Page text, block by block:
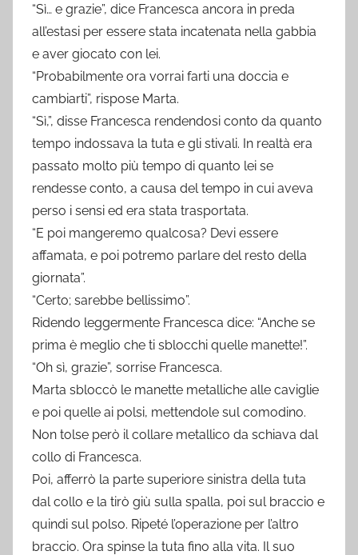
“Sì… e grazie”, dice Francesca ancora in preda
all’estasi per essere stata incatenata nella gabbia
e aver giocato con lei.
“Probabilmente ora vorrai farti una doccia e
cambiarti”, rispose Marta.
“Sì,”, disse Francesca rendendosi conto da quanto
tempo indossava la tuta e gli stivali. In realtà era
passato molto più tempo di quanto lei se
rendesse conto, a causa del tempo in cui aveva
perso i sensi ed era stata trasportata.
“E poi mangeremo qualcosa? Devi essere
affamata, e poi potremo parlare del resto della
giornata”.
“Certo; sarebbe bellissimo”.
Ridendo leggermente Francesca dice: “Anche se
prima è meglio che ti sblocchi quelle manette!”.
“Oh sì, grazie”, sorrise Francesca.
Marta sbloccò le manette metalliche alle caviglie
e poi quelle ai polsi, mettendole sul comodino.
Non tolse però il collare metallico da schiava dal
collo di Francesca.
Poi, afferrò la parte superiore sinistra della tuta
dal collo e la tirò giù sulla spalla, poi sul braccio e
quindi sul polso. Ripeté l’operazione per l’altro
braccio. Ora spinse la tuta fino alla vita. Il suo